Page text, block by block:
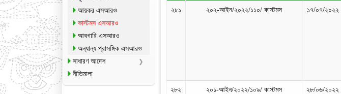
আয়কর এসআরও
কাস্টমস এসআরও
আবগারি এসআরও
অন্যান্য প্রাসঙ্গিক এসআরও
সাধারণ আদেশ
নীতিমালা
২৮১ ২০২-আইন/২০২২/১১০/ কাস্টমস ১৭/০৭/২০২২
২৮২ ২০১-আইন/২০২২/১০৯/ কাস্টমস ২৮/০৬/২০২২